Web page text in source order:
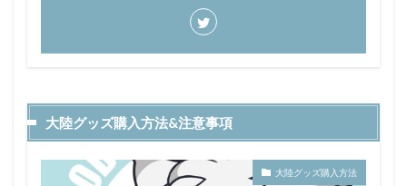
大陸グッズ購入方法&注意事項
大陸グッズ購入方法